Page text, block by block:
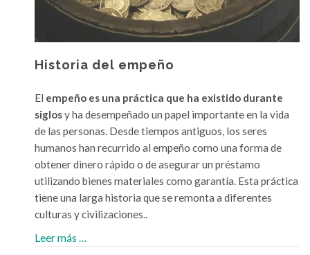
Historia del empeño
El empeño es una práctica que ha existido durante
siglosy ha desempeñado un papel importante en la vida
de las personas. Desde tiempos antiguos, los seres
humanos han recurrido al empeño como una forma de
obtener dinero rápido o de asegurar un préstamo
utilizando bienes materiales como garantía. Esta práctica
tiene una larga historia que se remonta a diferentes
culturas y civilizaciones..
Leer más …